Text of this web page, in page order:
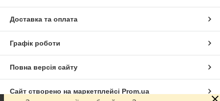
Доставка та оплата
Графік роботи
Повна версія сайту
Сайт створено на маркетплейсі Prom.ua